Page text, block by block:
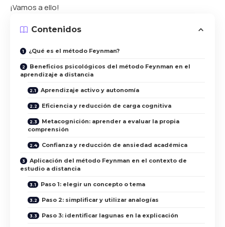
¡Vamos a ello!
Contenidos
¿Qué es el método Feynman?
Beneficios psicológicos del método Feynman en el
aprendizaje a distancia
Aprendizaje activo y autonomía
Eficiencia y reducción de carga cognitiva
Metacognición: aprender a evaluar la propia
comprensión
Confianza y reducción de ansiedad académica
Aplicación del método Feynman en el contexto de
estudio a distancia
Paso 1: elegir un concepto o tema
Paso 2: simplificar y utilizar analogías
Paso 3: identificar lagunas en la explicación